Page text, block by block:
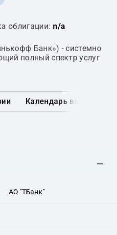
облигации: n/a
Банк») - системно
полный спектр услуг
Календарь выплат
АО "ТБанк"